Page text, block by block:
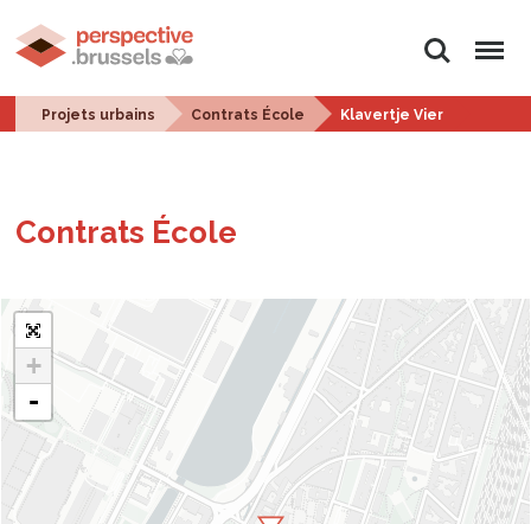
Rechercher
Menu
Projets urbains Contrats École Klavertje Vier
Contrats École
+
-